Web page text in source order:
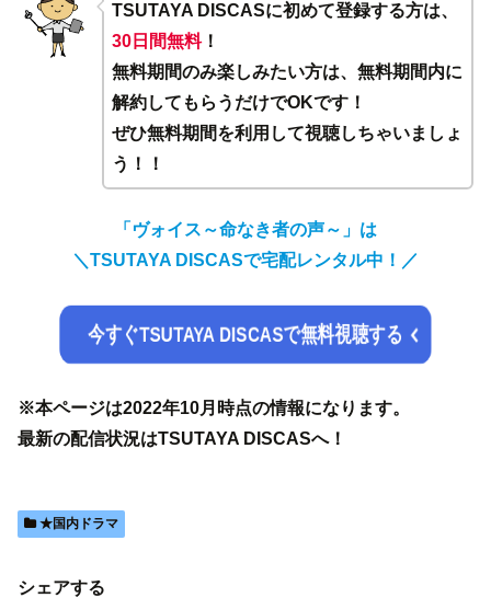
TSUTAYA DISCASに初めて登録する方は、
30日間無料！
無料期間のみ楽しみたい方は、無料期間内に
解約してもらうだけでOKです！
ぜひ無料期間を利用して視聴しちゃいましょ
う！！
「ヴォイス～命なき者の声～」は
＼TSUTAYA DISCASで宅配レンタル中！／
今すぐTSUTAYA DISCASで無料視聴する
※本ページは2022年10月時点の情報になります。
最新の配信状況はTSUTAYA DISCASへ！
★国内ドラマ
シェアする